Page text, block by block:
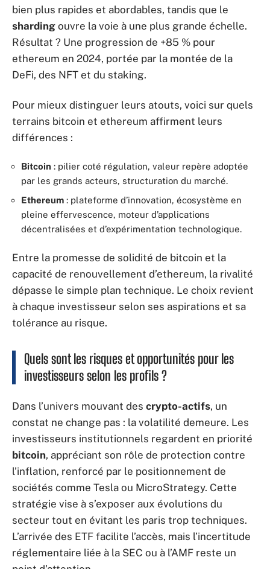
bien plus rapides et abordables, tandis que le
sharding ouvre la voie à une plus grande échelle.
Résultat ? Une progression de +85 % pour
ethereum en 2024, portée par la montée de la
DeFi, des NFT et du staking.
Pour mieux distinguer leurs atouts, voici sur quels
terrains bitcoin et ethereum affirment leurs
différences :
Bitcoin : pilier coté régulation, valeur repère adoptée
par les grands acteurs, structuration du marché.
Ethereum : plateforme d’innovation, écosystème en
pleine effervescence, moteur d’applications
décentralisées et d’expérimentation technologique.
Entre la promesse de solidité de bitcoin et la
capacité de renouvellement d’ethereum, la rivalité
dépasse le simple plan technique. Le choix revient
à chaque investisseur selon ses aspirations et sa
tolérance au risque.
Quels sont les risques et opportunités pour les
investisseurs selon les profils ?
Dans l’univers mouvant des crypto-actifs, un
constat ne change pas : la volatilité demeure. Les
investisseurs institutionnels regardent en priorité
bitcoin, appréciant son rôle de protection contre
l’inflation, renforcé par le positionnement de
sociétés comme Tesla ou MicroStrategy. Cette
stratégie vise à s’exposer aux évolutions du
secteur tout en évitant les paris trop techniques.
L’arrivée des ETF facilite l’accès, mais l’incertitude
réglementaire liée à la SEC ou à l’AMF reste un